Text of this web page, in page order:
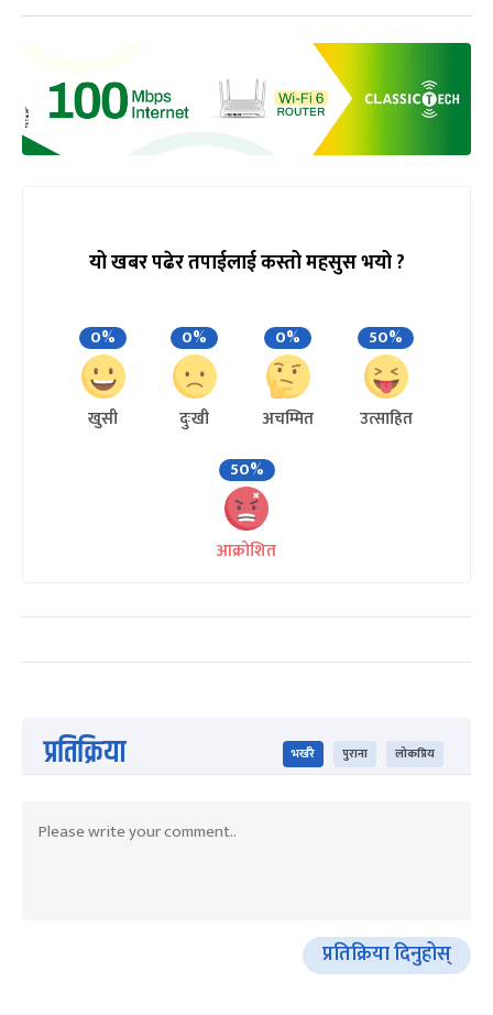
यो खबर पढेर तपाईलाई कस्तो महसुस भयो ?
0%
खुसी
0%
दुःखी
0%
अचम्मित
50%
उत्साहित
50%
आक्रोशित
प्रतिक्रिया भर्खरै पुराना लोकप्रिय
प्रतिक्रिया दिनुहोस्